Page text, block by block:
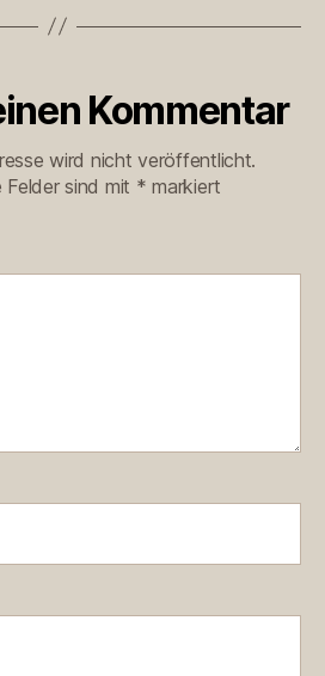
Kommentar
wird nicht veröffentlicht.
sind mit * markiert